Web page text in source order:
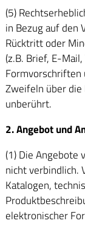
(5)
in Bezug auf den
Rücktritt oder
(z.B. Brief, E-
Formvorschriften
Zweifeln über
unberührt.
2. Angebot und
(1) Die Angebote
nicht verbindlich.
Katalogen,
elektronischer